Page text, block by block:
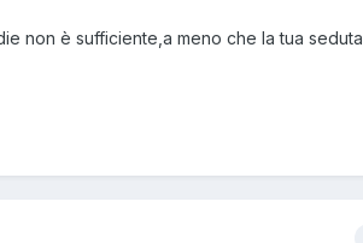
non è sufficiente,a meno che la tua seduta